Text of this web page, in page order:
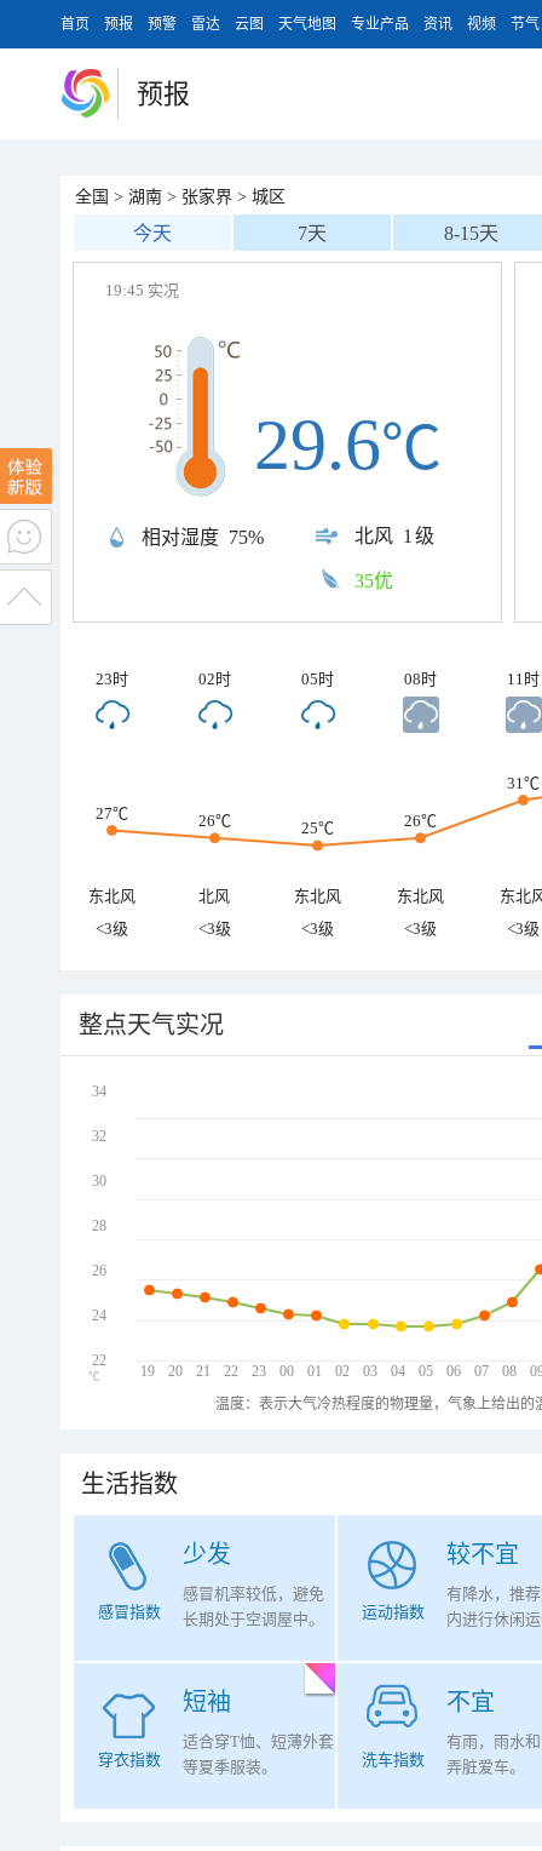
首页 预报 预警 雷达 云图 天气地图 专业产品 资讯 视频 节气
预报
全国 > 湖南 > 张家界 > 城区
今天 7天 8-15天
19:45 实况
相对湿度 75% 北风 1级
29.6℃
35优
23时 02时 05时 08时 11时
27℃ 26℃ 25℃ 26℃
31℃
东北风 北风 东北风 东北风
东北
<3级
<3级 <3级 <3级 <3级
整点天气实况
19 20 21 22 23 00 01 02 03 04 05 06 07 08
34
32
30
28
26
24
22
℃
温度：表示大气冷热程度的物理量，气象上给出
生活指数
少发
感冒指数
感冒机率较低，避免
长期处于空调屋中。
较不宜
运动指数
有降水，推
内进行休闲
短袖
穿衣指数
适合穿T恤、短薄外套
等夏季服装。
不宜
洗车指数
有雨，雨水
弄脏爱车。